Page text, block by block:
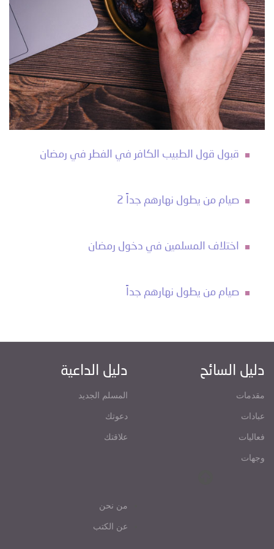
قبول قول الطبيب الكافر في الفطر في رمضان
صيام من يطول نهارهم جداً 2
اختلاف المسلمين في دخول رمضان
صيام من يطول نهارهم جداً
دليل الداعية
المسلم الجديد
دعوتك
علاقتك
دليل السائح
مقدمات
عبادات
فعاليات
وجهات
من نحن
عن الكتب